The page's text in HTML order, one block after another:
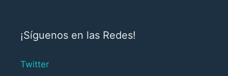
¡Síguenos en las Redes!
Twitter